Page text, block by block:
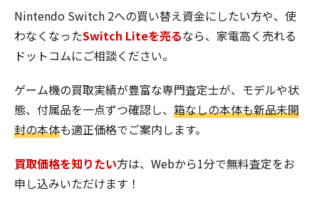
Nintendo Switch 2への買い替え資金にしたい方や、使
わなくなったSwitch Liteを売るなら、家電高く売れる
ドットコムにご相談ください。
ゲーム機の買取実績が豊富な専門査定士が、モデルや状
態、付属品を一点ずつ確認し、 箱なしの本体も新品未開
封の本体も適正価格でご案内します。
買取価格を知りたい方は、Webから1分で無料査定をお
申し込みいただけます！